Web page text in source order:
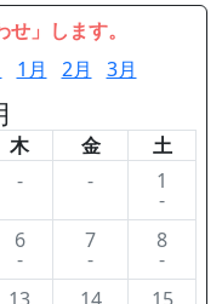
」します。
1月 2月 3月
木 金
土
- - 1
-
6
-
7
-
8
-